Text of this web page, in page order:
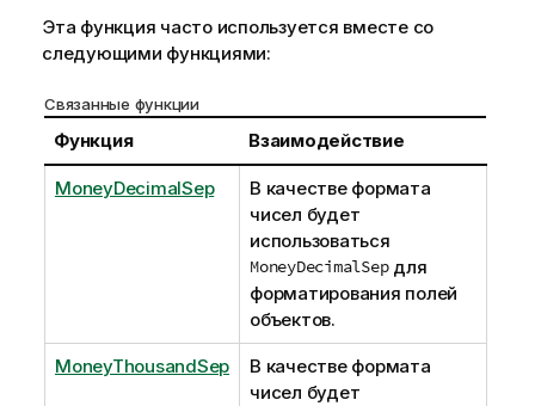
Эта функция часто используется вместе со
следующими функциями:
Связанные функции
Функция Взаимодействие
MoneyDecimalSep
В качестве формата
чисел будет
использоваться
MoneyDecimalSepдля
форматирования полей
объектов.
MoneyThousandSep
В качестве формата
чисел будет